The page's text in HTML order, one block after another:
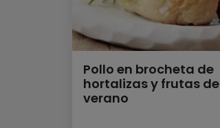
Pollo en brocheta de
hortalizas y frutas de
verano